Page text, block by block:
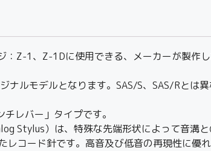
Z-1、Z-1Dに使用できる、メーカーが製作
ルモデルとなります。SAS/S、SAS/Rとは異
レバー」タイプです。
Stylus）は、特殊な先端形状によって音溝
コード針です。高音及び低音の再現性に優